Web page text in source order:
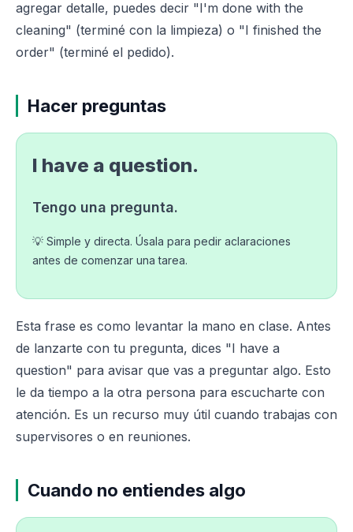
agregar detalle, puedes decir "I'm done with the
cleaning" (terminé con la limpieza) o "I finished the
order" (terminé el pedido).
Hacer preguntas
I have a question.
Tengo una pregunta.
💡 Simple y directa. Úsala para pedir aclaraciones
antes de comenzar una tarea.
Esta frase es como levantar la mano en clase. Antes
de lanzarte con tu pregunta, dices "I have a
question" para avisar que vas a preguntar algo. Esto
le da tiempo a la otra persona para escucharte con
atención. Es un recurso muy útil cuando trabajas con
supervisores o en reuniones.
Cuando no entiendes algo